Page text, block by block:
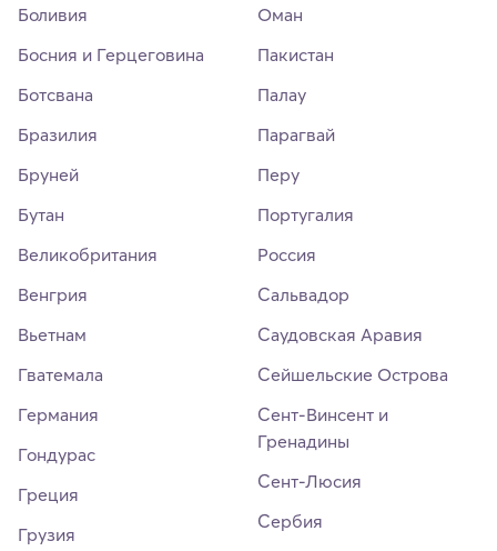
Боливия
Босния и Герцеговина
Ботсвана
Бразилия
Бруней
Бутан
Великобритания
Венгрия
Вьетнам
Гватемала
Германия
Гондурас
Греция
Грузия
Оман
Пакистан
Палау
Парагвай
Перу
Португалия
Россия
Сальвадор
Саудовская Аравия
Сейшельские Острова
Сент-Винсент и
Гренадины
Сент-Люсия
Сербия